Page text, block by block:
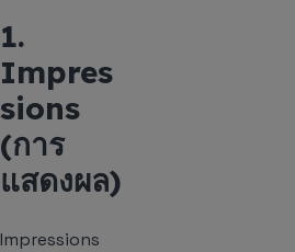
1.
Impres
sions
(การ
แสดงผล)
Impressions